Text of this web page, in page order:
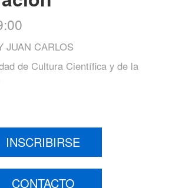
JUAN CARLOS
de Cultura Científica y de la
INSCRIBIRSE
CONTACTO